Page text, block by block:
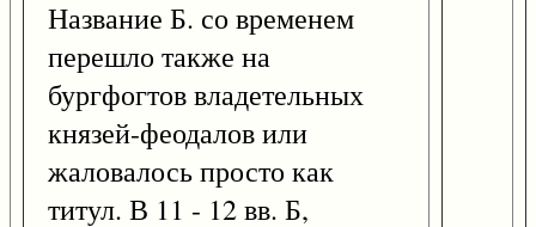
Название Б. со временем
перешло также на
бургфогтов владетельных
князей-феодалов или
жаловалось просто как
титул. В 11 - 12 вв. Б,